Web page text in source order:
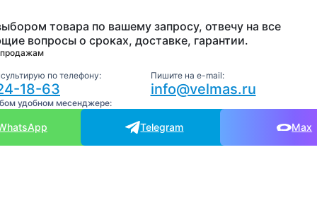
товара по вашему запросу, отвечу на все
вопросы о сроках, доставке, гарантии.
по телефону:
18-63
Пишите на e-mail:
info@velmas.ru
удобном месенджере:
Telegram Max